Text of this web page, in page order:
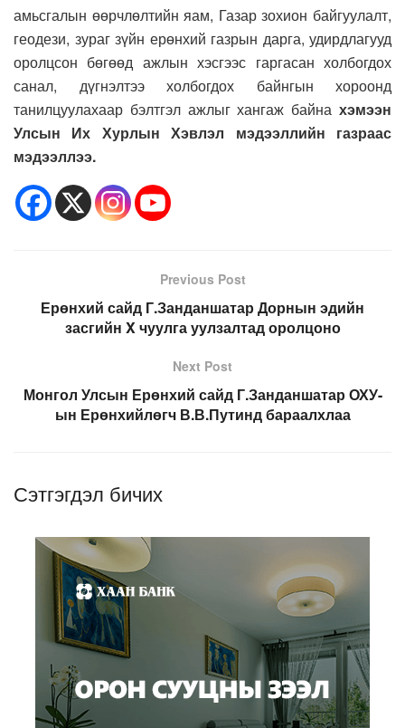
амьсгалын өөрчлөлтийн яам, Газар зохион байгуулалт,
геодези, зураг зүйн ерөнхий газрын дарга, удирдлагууд
оролцсон бөгөөд ажлын хэсгээс гаргасан холбогдох
санал, дүгнэлтээ холбогдох байнгын хороонд
танилцуулахаар бэлтгэл ажлыг хангаж байна хэмээн
Улсын Их Хурлын Хэвлэл мэдээллийн газраас
мэдээллээ.
Previous Post
Ерөнхий сайд Г.Занданшатар Дорнын эдийн
засгийн X чуулга уулзалтад оролцоно
Next Post
Монгол Улсын Ерөнхий сайд Г.Занданшатар ОХУ-
ын Ерөнхийлөгч В.В.Путинд бараалхлаа
Сэтгэгдэл бичих